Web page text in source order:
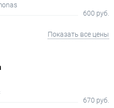
600 руб.
Показать все цены
670 руб.